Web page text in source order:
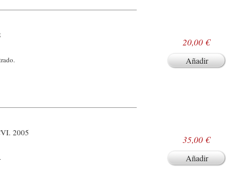
20,00 €
Añadir
2005
35,00 €
Añadir